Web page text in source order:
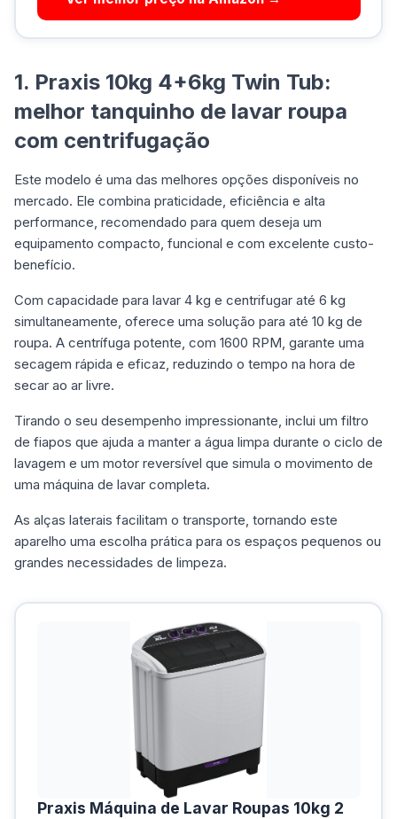
1. Praxis 10kg 4+6kg Twin Tub:
melhor tanquinho de lavar roupa
com centrifugação
Este modelo é uma das melhores opções disponíveis no
mercado. Ele combina praticidade, eficiência e alta
performance, recomendado para quem deseja um
equipamento compacto, funcional e com excelente custo-
benefício.
Com capacidade para lavar 4 kg e centrifugar até 6 kg
simultaneamente, oferece uma solução para até 10 kg de
roupa. A centrífuga potente, com 1600 RPM, garante uma
secagem rápida e eficaz, reduzindo o tempo na hora de
secar ao ar livre.
Tirando o seu desempenho impressionante, inclui um filtro
de fiapos que ajuda a manter a água limpa durante o ciclo de
lavagem e um motor reversível que simula o movimento de
uma máquina de lavar completa.
As alças laterais facilitam o transporte, tornando este
aparelho uma escolha prática para os espaços pequenos ou
grandes necessidades de limpeza.
Praxis Máquina de Lavar Roupas 10kg 2